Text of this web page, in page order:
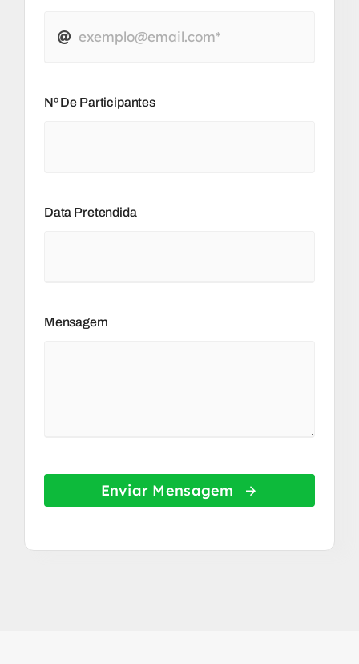
Nº De Participantes
Data Pretendida
Mensagem
Enviar Mensagem